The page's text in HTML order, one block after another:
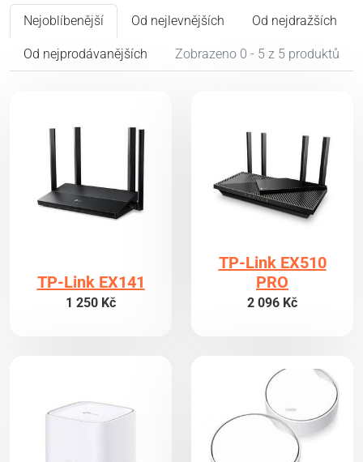
Nejoblíbenější Od nejlevnějších Od nejdražších
Od nejprodávanějších Zobrazeno 0 - 5 z 5 produktů
TP-Link EX141
1 250 Kč
TP-Link EX510
PRO
2 096 Kč